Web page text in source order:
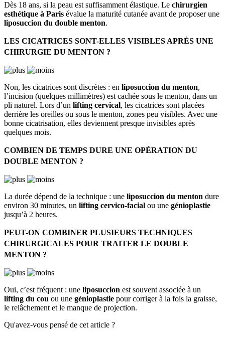
Dès 18 ans, si la peau est suffisamment élastique. Le chirurgien
esthétique à Paris évalue la maturité cutanée avant de proposer une
liposuccion du double menton.
LES CICATRICES SONT-ELLES VISIBLES APRÈS UNE
CHIRURGIE DU MENTON ?
Non, les cicatrices sont discrètes : en liposuccion du menton,
l’incision (quelques millimètres) est cachée sous le menton, dans un
pli naturel. Lors d’un lifting cervical, les cicatrices sont placées
derrière les oreilles ou sous le menton, zones peu visibles. Avec une
bonne cicatrisation, elles deviennent presque invisibles après
quelques mois.
COMBIEN DE TEMPS DURE UNE OPÉRATION DU
DOUBLE MENTON ?
La durée dépend de la technique : une liposuccion du menton dure
environ 30 minutes, un lifting cervico-facial ou une génioplastie
jusqu’à 2 heures.
PEUT-ON COMBINER PLUSIEURS TECHNIQUES
CHIRURGICALES POUR TRAITER LE DOUBLE
MENTON ?
Oui, c’est fréquent : une liposuccion est souvent associée à un
lifting du cou ou une génioplastie pour corriger à la fois la graisse,
le relâchement et le manque de projection.
Qu'avez-vous pensé de cet article ?